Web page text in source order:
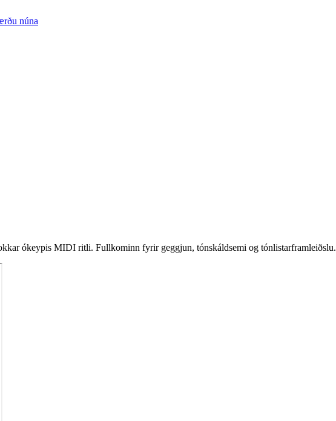
núna
ókeypis MIDI ritli. Fullkominn fyrir geggjun, tónskáldsemi og tónlistarframleiðslu.